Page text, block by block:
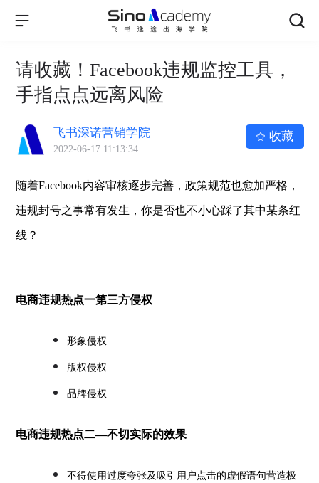
请收藏！Facebook违规监控工具，
手指点点远离风险
飞书深诺营销学院
2022-06-17 11:13:34
收藏
随着Facebook内容审核逐步完善，政策规范也愈加严格，
违规封号之事常有发生，你是否也不小心踩了其中某条红
线？
电商违规热点一第三方侵权
形象侵权
版权侵权
品牌侵权
电商违规热点二—不切实际的效果
不得使用过度夸张及吸引用户点击的虚假语句营造极